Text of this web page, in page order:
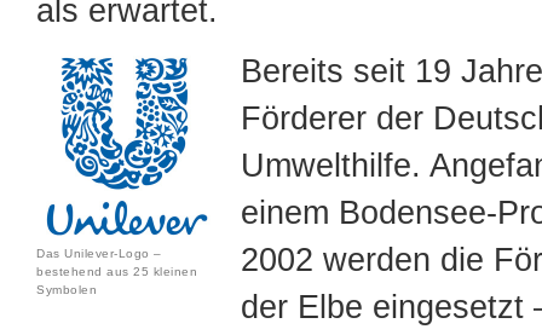
als erwartet.
Das Unilever-Logo –
bestehend aus 25 kleinen
Symbolen
Bereits seit 19
Förderer der
Umwelthilfe.
einem Bodensee-
2002 werden die
der Elbe eingesetzt